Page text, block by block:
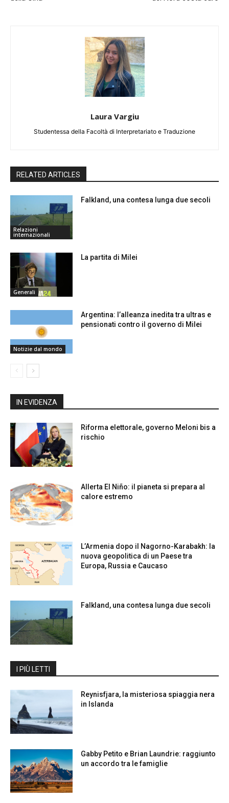
Laura Vargiu
Studentessa della Facoltà di Interpretariato e Traduzione
RELATED ARTICLES
Relazioni
internazionali
Falkland, una contesa lunga due secoli
Generali
La partita di Milei
Notizie dal mondo
Argentina: l’alleanza inedita tra ultras e
pensionati contro il governo di Milei
IN EVIDENZA
Riforma elettorale, governo Meloni bis a
rischio
Allerta El Niño: il pianeta si prepara al
calore estremo
L’Armenia dopo il Nagorno-Karabakh: la
nuova geopolitica di un Paese tra
Europa, Russia e Caucaso
Falkland, una contesa lunga due secoli
I PIÙ LETTI
Reynisfjara, la misteriosa spiaggia nera
in Islanda
Gabby Petito e Brian Laundrie: raggiunto
un accordo tra le famiglie